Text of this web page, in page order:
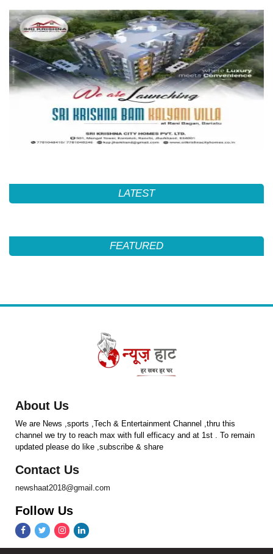
LATEST
FEATURED
About Us
We are News ,sports ,Tech & Entertainment Channel ,thru this
channel we try to reach max with full efficacy and at 1st . To remain
updated please do like ,subscribe & share
Contact Us
newshaat2018@gmail.com
Follow Us